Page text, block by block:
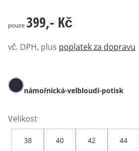
399,- Kč
pouze 399,- Kč
vč. DPH, plus poplatek za dopravu
námořnická-velbloudí-potisk
Velikost
38 40 42 44